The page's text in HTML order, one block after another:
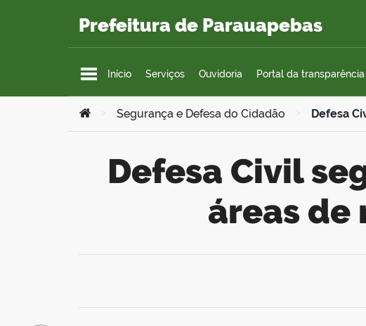
Prefeitura de Parauapebas
Início Serviços Ouvidoria Portal da transparência
Você está aqui:
Segurança e Defesa do Cidadão Defesa
Defesa Civil segue com monitoramento das
áreas de